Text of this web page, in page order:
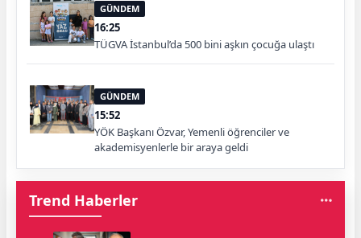
GÜNDEM
16:25
TÜGVA İstanbul’da 500 bini aşkın çocuğa ulaştı
GÜNDEM
15:52
YÖK Başkanı Özvar, Yemenli öğrenciler ve
akademisyenlerle bir araya geldi
Trend Haberler